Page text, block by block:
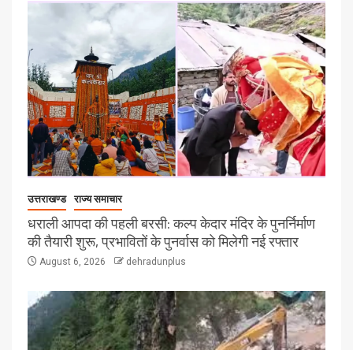
उत्तराखण्ड राज्य समाचार
धराली आपदा की पहली बरसी: कल्प केदार मंदिर के पुनर्निर्माण
की तैयारी शुरू, प्रभावितों के पुनर्वास को मिलेगी नई रफ्तार
August 6, 2026 dehradunplus